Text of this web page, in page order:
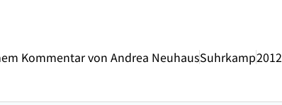
Kommentar von Andrea NeuhausSuhrkamp2012